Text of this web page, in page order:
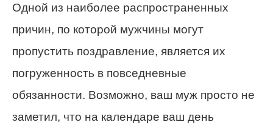
Одной из наиболее распространенных
причин, по которой мужчины могут
пропустить поздравление, является их
погруженность в повседневные
обязанности. Возможно, ваш муж просто не
заметил, что на календаре ваш день